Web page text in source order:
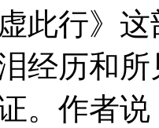
此行》
经历和
。作者